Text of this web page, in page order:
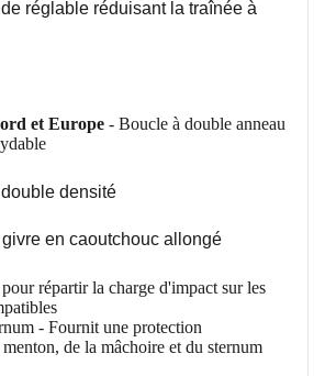
réglable réduisant la traînée à
et Europe - Boucle à double anneau
densité
givre en caoutchouc allongé
répartir la charge d'impact sur les
- Fournit une protection
de la mâchoire et du sternum